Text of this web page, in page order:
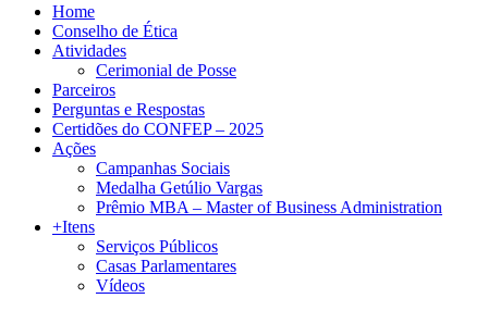
Home
Conselho de Ética
Atividades
Cerimonial de Posse
Parceiros
Perguntas e Respostas
Certidões do CONFEP – 2025
Ações
Campanhas Sociais
Medalha Getúlio Vargas
Prêmio MBA – Master of Business Administration
+Itens
Serviços Públicos
Casas Parlamentares
Vídeos